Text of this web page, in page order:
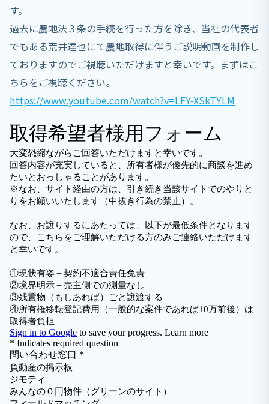
す。
過去に農地法３条の手続を行った方を除き、当社の代表者
でもある荒井達也にて農地取得に伴うご説明動画を制作し
ておりますのでご視聴いただけますと幸いです。まずはこ
ちらをご視聴ください。
https://www.youtube.com/watch?v=LFY-XSkTYLM